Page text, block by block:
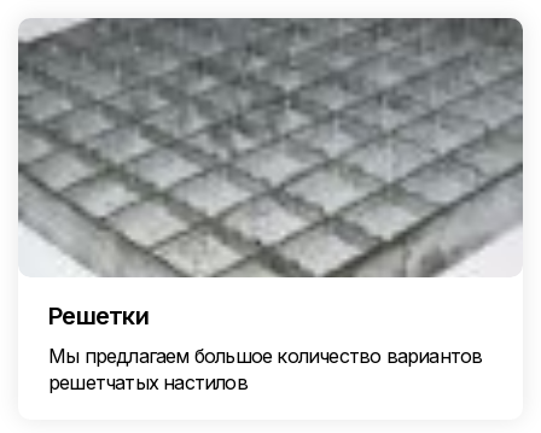
Решетки
Мы предлагаем большое количество вариантов
решетчатых настилов